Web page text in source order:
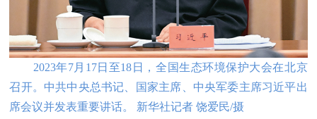
2023年7月17日至18日，全国生态环境保护大会在北京
召开。中共中央总书记、国家主席、中央军委主席习近平出
席会议并发表重要讲话。 新华社记者 饶爱民/摄